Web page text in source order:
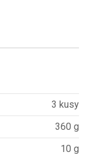
3 kusy
360 g
10 g